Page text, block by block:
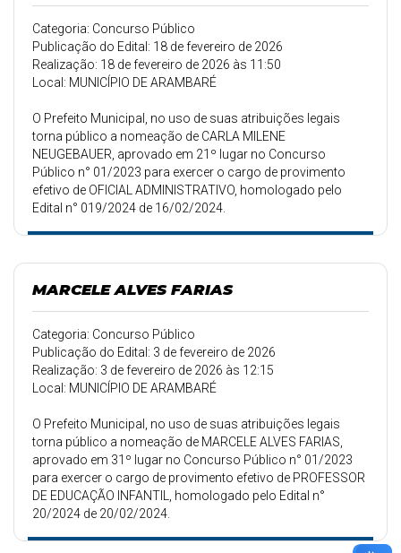
Categoria: Concurso Público
Publicação do Edital: 18 de fevereiro de 2026
Realização: 18 de fevereiro de 2026 às 11:50
Local: MUNICÍPIO DE ARAMBARÉ
O Prefeito Municipal, no uso de suas atribuições legais
torna público a nomeação de CARLA MILENE
NEUGEBAUER, aprovado em 21º lugar no Concurso
Público n° 01/2023 para exercer o cargo de provimento
efetivo de OFICIAL ADMINISTRATIVO, homologado pelo
Edital n° 019/2024 de 16/02/2024.
MARCELE ALVES FARIAS
Categoria: Concurso Público
Publicação do Edital: 3 de fevereiro de 2026
Realização: 3 de fevereiro de 2026 às 12:15
Local: MUNICÍPIO DE ARAMBARÉ
O Prefeito Municipal, no uso de suas atribuições legais
torna público a nomeação de MARCELE ALVES FARIAS,
aprovado em 31º lugar no Concurso Público n° 01/2023
para exercer o cargo de provimento efetivo de PROFESSOR
DE EDUCAÇÃO INFANTIL, homologado pelo Edital n°
20/2024 de 20/02/2024.